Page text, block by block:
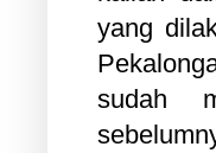
yang
sudah